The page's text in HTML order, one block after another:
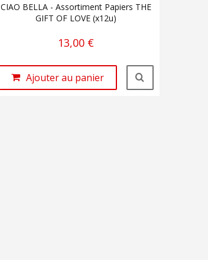
CIAO BELLA - Assortiment Papiers THE
GIFT OF LOVE (x12u)
13,00 €
Ajouter au panier